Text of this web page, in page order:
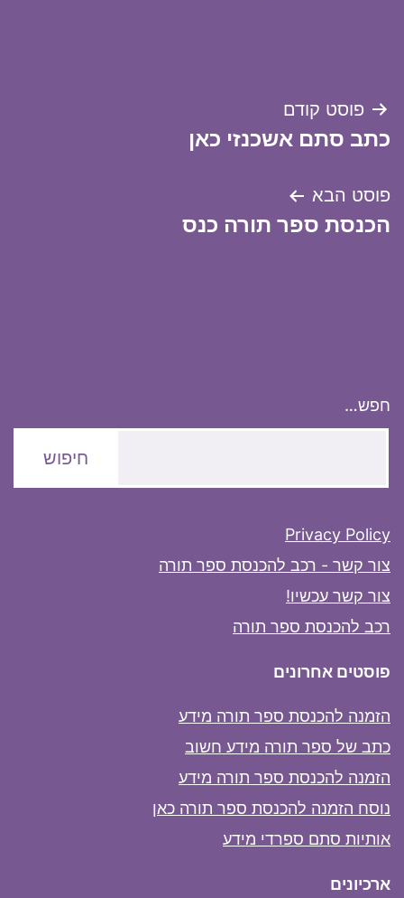
ניווט
פוסט קודם
כתב סתם אשכנזי כאן
פוסט הבא
הכנסת ספר תורה כנס
חפש…
Privacy Policy
צור קשר - רכב להכנסת ספר תורה
צור קשר עכשיו!
רכב להכנסת ספר תורה
פוסטים אחרונים
הזמנה להכנסת ספר תורה מידע
כתב של ספר תורה מידע חשוב
הזמנה להכנסת ספר תורה מידע
נוסח הזמנה להכנסת ספר תורה כאן
אותיות סתם ספרדי מידע
ארכיונים